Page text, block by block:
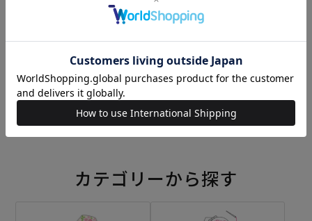
刺し子 帝つなぎ
¥572(税込)
カテゴリーから探す